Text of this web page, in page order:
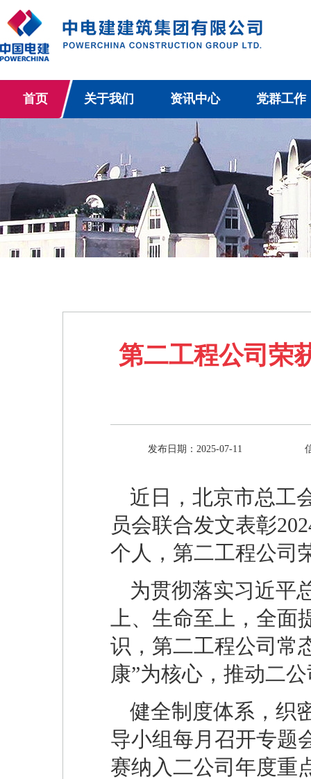
首页 关于我们 资讯中心 党群工作
第二工程公司荣
发布日期：2025-07-11
近日，北京市总工
员会联合发文表彰
个人，第二工程公司
为贯彻落实习近平
上、生命至上，全
识，第二工程公司常
康”为核心，推动二
健全制度体系，织
导小组每月召开专题
赛纳入二公司年度重